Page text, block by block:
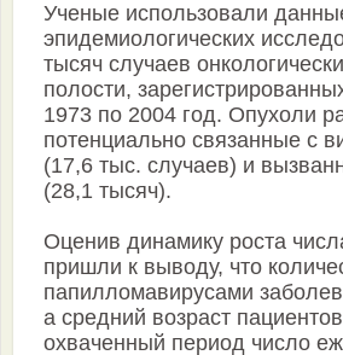
Ученые использовали
эпидемиологических
тысяч случаев
полости,
1973 по 2004 год. Опухоли
потенциально связанные с
(17,6 тыс. случаев) и
(28,1 тысяч).
Оценив динамику роста
пришли к выводу, что
папилломавирусами
а средний возраст
охваченный период число